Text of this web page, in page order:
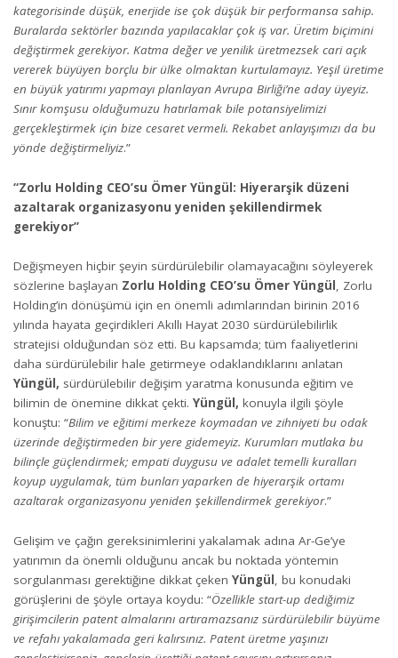
kategorisinde düşük, enerjide ise çok düşük bir performansa sahip.
Buralarda sektörler bazında yapılacaklar çok iş var. Üretim biçimini
değiştirmek gerekiyor. Katma değer ve yenilik üretmezsek cari açık
vererek büyüyen borçlu bir ülke olmaktan kurtulamayız. Yeşil üretime
en büyük yatırımı yapmayı planlayan Avrupa Birliği’ne aday üyeyiz.
Sınır komşusu olduğumuzu hatırlamak bile potansiyelimizi
gerçekleştirmek için bize cesaret vermeli. Rekabet anlayışımızı da bu
yönde değiştirmeliyiz.”
“Zorlu Holding CEO’su Ömer Yüngül: Hiyerarşik düzeni
azaltarak organizasyonu yeniden şekillendirmek
gerekiyor”
Değişmeyen hiçbir şeyin sürdürülebilir olamayacağını söyleyerek
sözlerine başlayan Zorlu Holding CEO’su Ömer Yüngül, Zorlu
Holding’in dönüşümü için en önemli adımlarından birinin 2016
yılında hayata geçirdikleri Akıllı Hayat 2030 sürdürülebilirlik
stratejisi olduğundan söz etti. Bu kapsamda; tüm faaliyetlerini
daha sürdürülebilir hale getirmeye odaklandıklarını anlatan
Yüngül, sürdürülebilir değişim yaratma konusunda eğitim ve
bilimin de önemine dikkat çekti. Yüngül, konuyla ilgili şöyle
konuştu: “Bilim ve eğitimi merkeze koymadan ve zihniyeti bu odak
üzerinde değiştirmeden bir yere gidemeyiz. Kurumları mutlaka bu
bilinçle güçlendirmek; empati duygusu ve adalet temelli kuralları
koyup uygulamak, tüm bunları yaparken de hiyerarşik ortamı
azaltarak organizasyonu yeniden şekillendirmek gerekiyor.”
Gelişim ve çağın gereksinimlerini yakalamak adına Ar-Ge’ye
yatırımın da önemli olduğunu ancak bu noktada yöntemin
sorgulanması gerektiğine dikkat çeken Yüngül , bu konudaki
görüşlerini de şöyle ortaya koydu: “Özellikle start-up dediğimiz
girişimcilerin patent almalarını artıramazsanız sürdürülebilir büyüme
ve refahı yakalamada geri kalırsınız. Patent üretme yaşınızı